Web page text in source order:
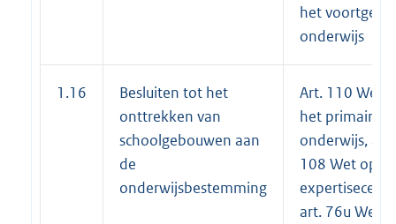
het voortgezet
onderwijs
1.16
Besluiten tot het
onttrekken van
schoolgebouwen aan
de
onderwijsbestemming
Art. 110 Wet
het primair
onderwijs, art.
108 Wet op
art. 76u Wet